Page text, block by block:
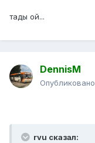
тады ой...
DennisM
Опубликовано
rvu сказал: